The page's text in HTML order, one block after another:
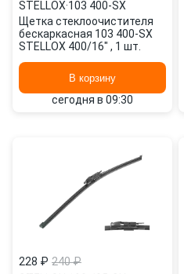
STELLOX·103 400-SX
Щетка стеклоочистителя
бескаркасная 103 400-SX
STELLOX 400/16" , 1 шт.
В корзину
сегодня в 09:30
228 ₽ 240 ₽